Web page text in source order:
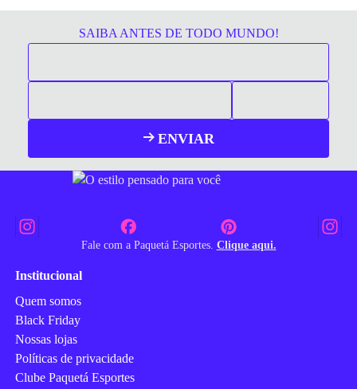
SAIBA ANTES DE TODO MUNDO!
ENVIAR
Fale com a Paquetá Esportes. Clique aqui.
Institucional
Quem somos
Black Friday
Nossas lojas
Políticas de privacidade
Clube Paquetá Esportes